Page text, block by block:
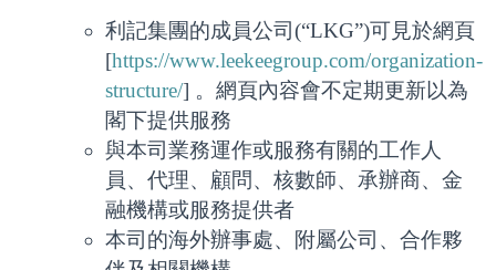
利記集團的成員公司(“LKG”)可見於網頁
[https://www.leekeegroup.com/organization-
structure/] 。網頁內容會不定期更新以為
閣下提供服務
與本司業務運作或服務有關的工作人
員、代理、顧問、核數師、承辦商、金
融機構或服務提供者
本司的海外辦事處、附屬公司、合作夥